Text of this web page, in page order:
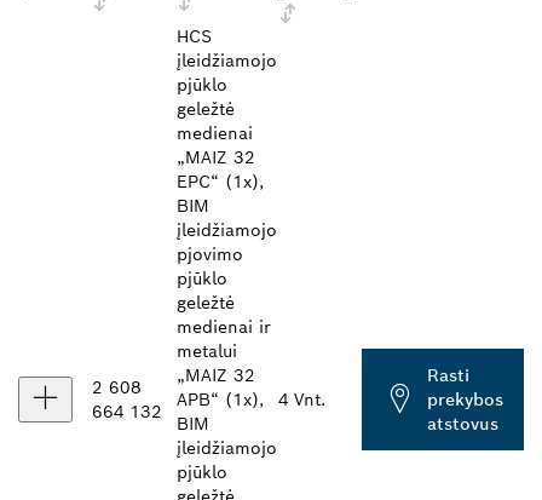
2 608
664 132
HCS
įleidžiamojo
pjūklo
geležtė
medienai
„MAIZ 32
EPC“ (1x),
BIM
įleidžiamojo
pjovimo
pjūklo
geležtė
medienai ir
metalui
„MAIZ 32
APB“ (1x),
BIM
įleidžiamojo
pjūklo
4 Vnt.
Rasti
prekybos
atstovus